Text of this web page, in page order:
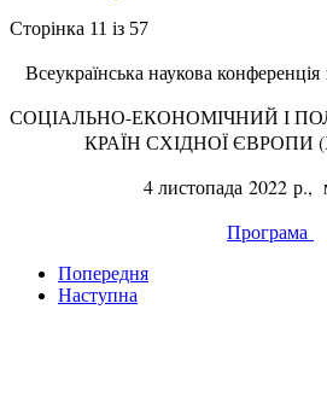
Сторінка 11 із 57
Всеукраїнська наукова
СОЦІАЛЬНО-ЕКОНОМІЧНИЙ І
КРАЇН СХІДНОЇ ЄВРОПИ
4 листопада 2022 р.,
Програма
Попередня
Наступна